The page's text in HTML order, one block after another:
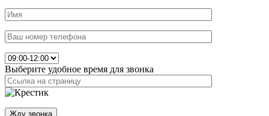
Выберите удобное время для звонка